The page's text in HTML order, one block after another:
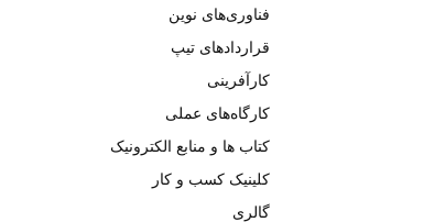
فناوری‌های نوین
قراردادهای تیپ
کارآفرینی
کارگاه‌های عملی
کتاب ها و منابع الکترونیک
کلینیک کسب و کار
گالری